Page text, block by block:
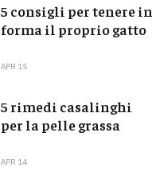
5 consigli per tenere in
forma il proprio gatto
APR 15
5 rimedi casalinghi
per la pelle grassa
APR 14